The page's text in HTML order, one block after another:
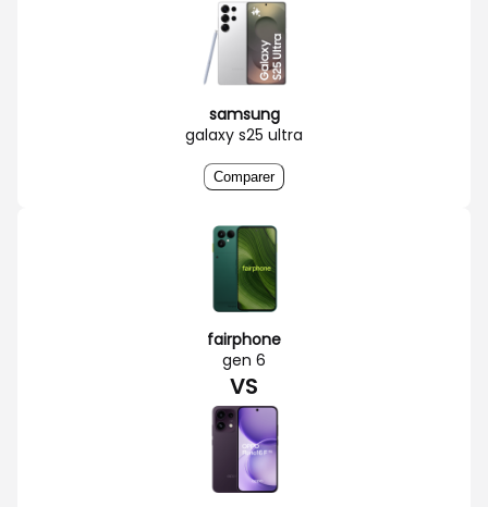
samsung
galaxy s25 ultra
Comparer
fairphone
gen 6
VS